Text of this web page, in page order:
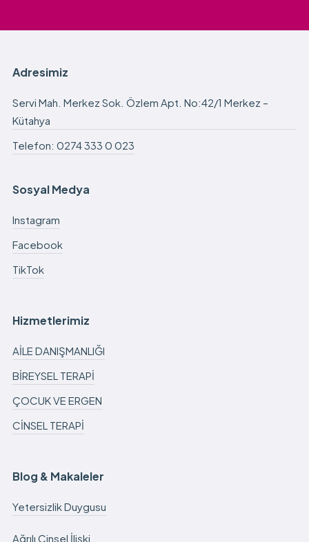
Adresimiz
Servi Mah. Merkez Sok. Özlem Apt. No:42/1 Merkez –
Kütahya
Telefon: 0274 333 0 023
Sosyal Medya
Instagram
Facebook
TikTok
Hizmetlerimiz
AİLE DANIŞMANLIĞI
BİREYSEL TERAPİ
ÇOCUK VE ERGEN
CİNSEL TERAPİ
Blog & Makaleler
Yetersizlik Duygusu
Ağrılı Cinsel İlişki